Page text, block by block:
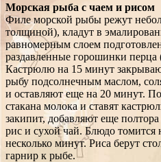
Морская рыба с чаем и рисом
Филе морской рыбы режут
толщиной), кладут в
равномерным слоем
раздавленные горошинки перца
Кастрюлю на 15 минут
рыбу подсолнечным маслом,
и оставляют еще на 20 минут.
стакана молока и ставят
закипит, добавляют еще
рис и сухой чай. Блюдо
несколько минут. Риса берут
гарнир к рыбе.